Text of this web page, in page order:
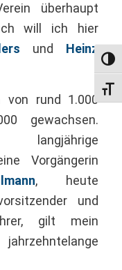
überhaupt
will ich hier
und Heinz
von rund 1.000
gewachsen.
langjährige
Vorgängerin
, heute
und
gilt mein